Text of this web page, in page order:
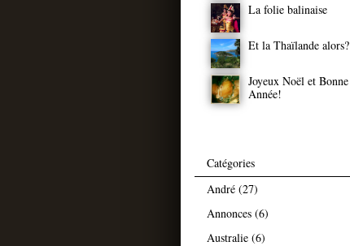
La folie balinaise
Et la Thaïlande alors?
Joyeux Noël et Bonne
Année!
Catégories
André (27)
Annonces (6)
Australie (6)